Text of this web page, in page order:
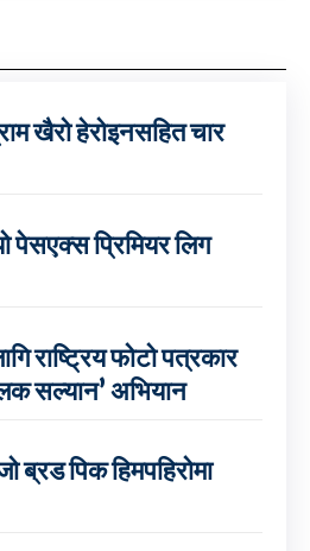
खैरो हेरोइनसहित चार
पेसएक्स प्रिमियर लिग
राष्ट्रिय फोटो पत्रकार
सल्यान’ अभियान
ब्रड पिक हिमपहिरोमा